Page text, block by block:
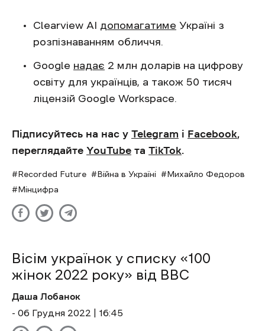
Clearview AI допомагатиме Україні з
розпізнаванням обличчя.
Google надає 2 млн доларів на цифрову
освіту для українців, а також 50 тисяч
ліцензій Google Workspace.
Підписуйтесь на нас у Telegram і Facebook,
переглядайте YouTube та TikTok.
Recorded Future Війна в Україні
Михайло Федоров
Мінцифра
Вісім українок у списку «100
жінок 2022 року» від BBC
Даша Лобанок
- 06 Грудня 2022 | 16:45